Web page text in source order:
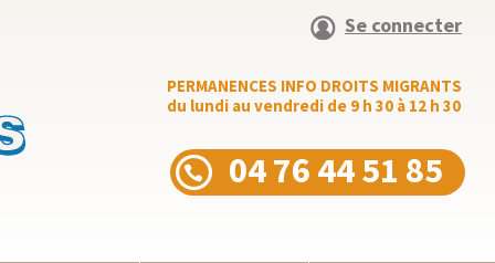
Se connecter
PERMANENCES INFO DROITS MIGRANTS
du lundi au vendredi de 9 h 30 à 12 h 30
04 76 44 51 85